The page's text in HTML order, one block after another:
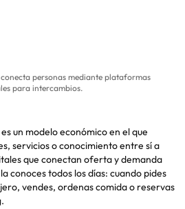
personas mediante plataformas
para intercambios.
es un modelo económico en el que
servicios o conocimiento entre sí a
que conectan oferta y demanda
conoces todos los días: cuando pides
vendes, ordenas comida o reservas